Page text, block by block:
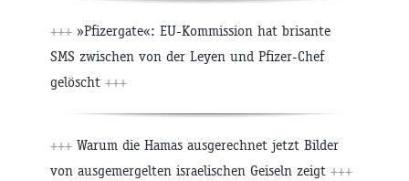
+++ »Pfizergate«: EU-Kommission hat brisante
SMS zwischen von der Leyen und Pfizer-Chef
gelöscht +++
+++ Warum die Hamas ausgerechnet jetzt Bilder
von ausgemergelten israelischen Geiseln zeigt +++